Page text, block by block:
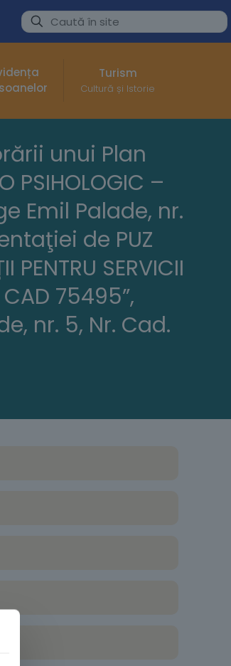
Turism
Cultură și Istorie
unui Plan
–
Emil Palade, nr.
de PUZ
PENTRU SERVICII
CAD 75495”,
nr. 5, Nr. Cad.